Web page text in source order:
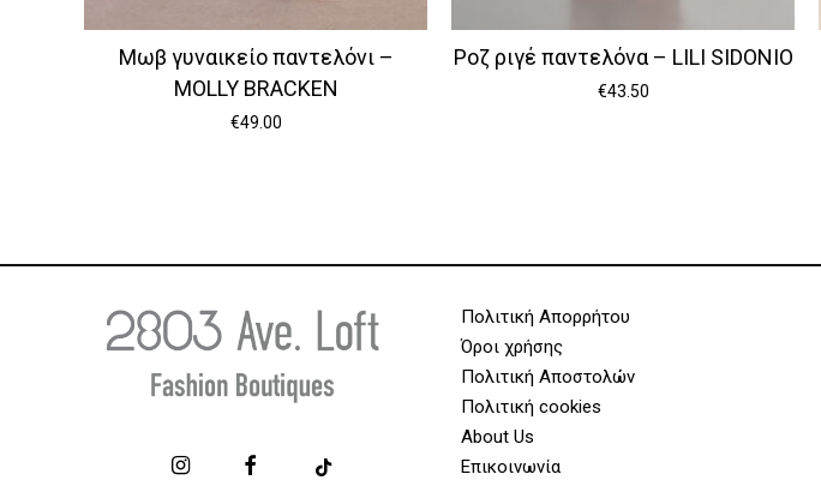
Μωβ γυναικείο παντελόνι –
MOLLY BRACKEN
€49.00
Ροζ ριγέ παντελόνα – LILI SIDONIO
€43.50
Πολιτική Απορρήτου
Όροι χρήσης
Πολιτική Αποστολών
Πολιτική cookies
About Us
Επικοινωνία